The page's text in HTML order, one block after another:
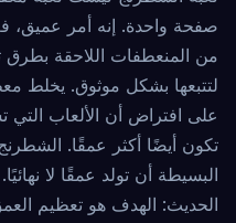
صفحة واحدة. إنه أمر عميق،
من المنعطفات اللاحقة
لتتبعها بشكل موثوق. يخلط
على افتراض أن الألعاب
تكون أيضًا أكثر عمقًا.
البسيطة أن تولد عمقًا لا
الحديث: الهدف هو تعظيم